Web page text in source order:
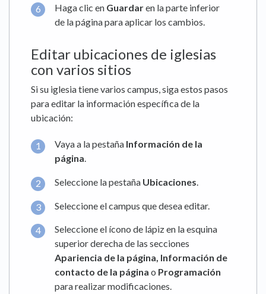
Haga clic en Guardaren la parte inferior
de la página para aplicar los cambios.
Editar ubicaciones de iglesias
con varios sitios
Si su iglesia tiene varios campus, siga estos pasos
para editar la información específica de la
ubicación:
Vaya a la pestaña Información de la
página.
Seleccione la pestaña Ubicaciones.
Seleccione el campus que desea editar.
Seleccione el ícono de lápiz en la esquina
superior derecha de las secciones
Apariencia de la página, Información de
contacto de la página o Programación
para realizar modificaciones.